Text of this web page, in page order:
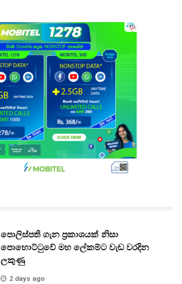
පොලිස්පති ගැන ප්‍රකාශයක් නිසා
පොහොට්ටුවේ මහ ලේකම්ට වැඩ වරදින
ලකුණු
2 days ago